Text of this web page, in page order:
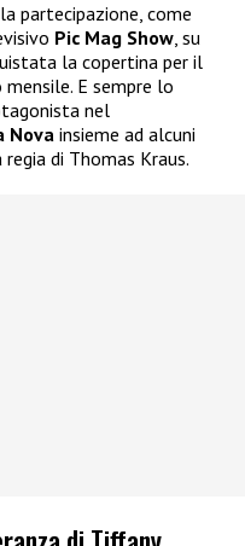
partecipazione, come
Pic Mag Show, su
la copertina per il
E sempre lo
nel
Nova insieme ad alcuni
di Thomas Kraus.